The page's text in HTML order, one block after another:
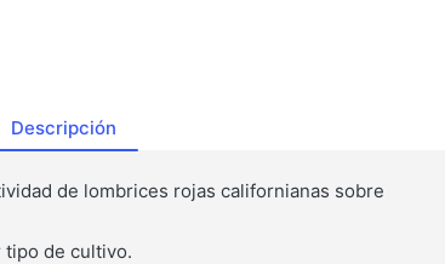
Descripción
de lombrices rojas californianas sobre
tipo de cultivo.